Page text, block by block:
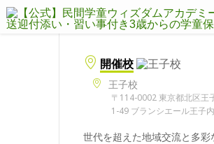
開催校
王子校
〒114-0002 東京都北区王
1-49 ブランシエール王子内
世代を超えた地域交流と多彩